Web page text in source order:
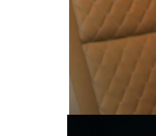
Almudena Carranza
Madrid
Publicado: 05 de
Melek
quiere.
hecho
que
Por eso